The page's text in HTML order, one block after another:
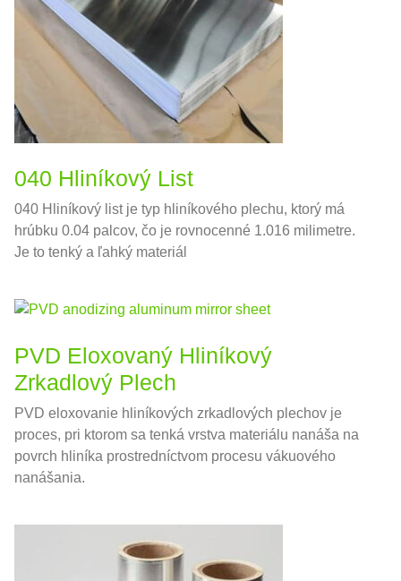
040 Hliníkový List
040 Hliníkový list je typ hliníkového plechu, ktorý má
hrúbku 0.04 palcov, čo je rovnocenné 1.016 milimetre.
Je to tenký a ľahký materiál
PVD Eloxovaný Hliníkový
Zrkadlový Plech
PVD eloxovanie hliníkových zrkadlových plechov je
proces, pri ktorom sa tenká vrstva materiálu nanáša na
povrch hliníka prostredníctvom procesu vákuového
nanášania.